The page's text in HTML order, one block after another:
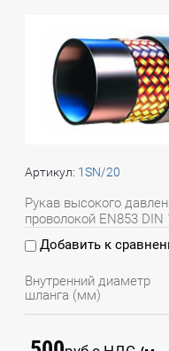
Артикул: 1SN/20
Рукав высокого
проволокой EN853 DIN
Добавить к
Внутренний диаметр
шланга (мм)